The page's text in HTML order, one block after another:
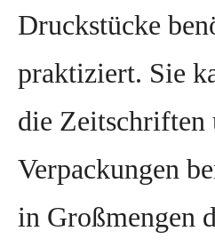
Druckstücke
praktiziert. Sie
die Zeitschriften
Verpackungen
in Großmengen